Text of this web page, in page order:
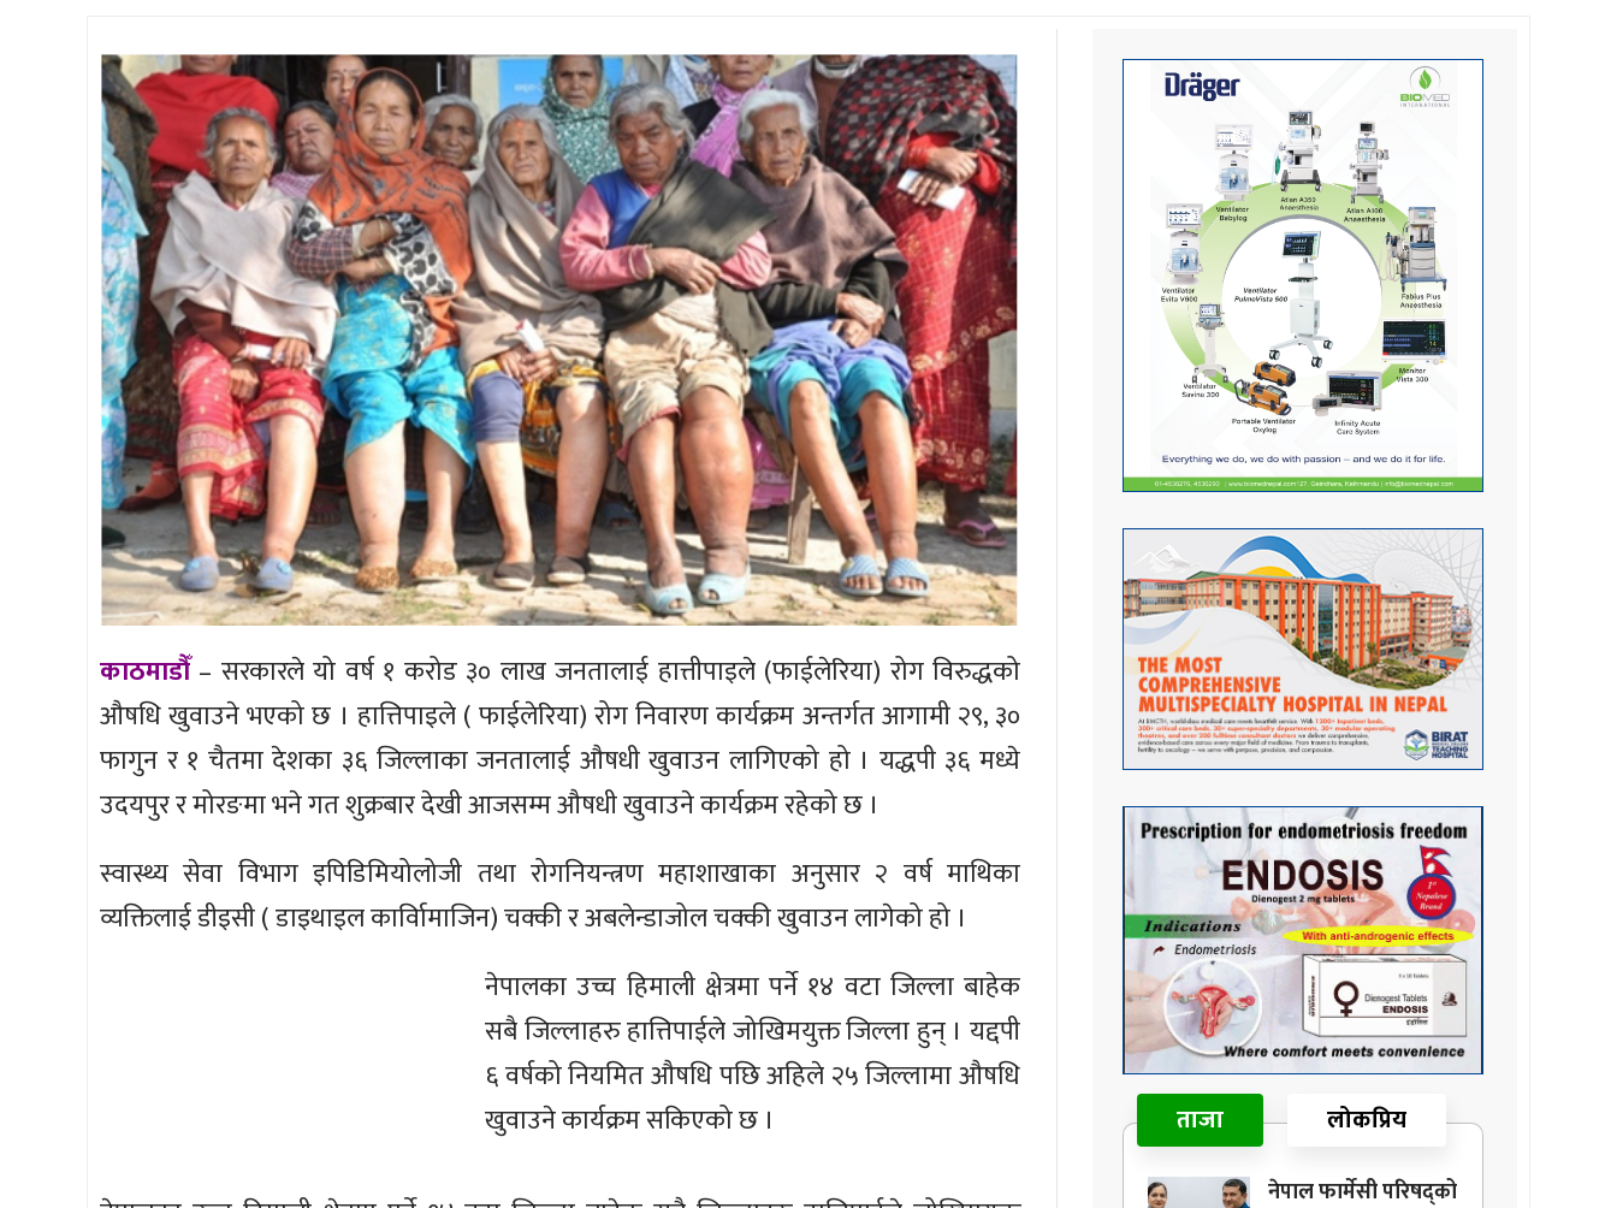
काठमाडौँ – सरकारले यो वर्ष १ करोड ३० लाख जनतालाई हात्तीपाइले (फाईलेरिया) रोग विरुद्धको
औषधि खुवाउने भएको छ । हात्तिपाइले ( फाईलेरिया) रोग निवारण कार्यक्रम अन्तर्गत आगामी २९, ३०
फागुन र १ चैतमा देशका ३६ जिल्लाका जनतालाई औषधी खुवाउन लागिएको हो । यद्धपी ३६ मध्ये
उदयपुर र मोरङमा भने गत शुक्रबार देखी आजसम्म औषधी खुवाउने कार्यक्रम रहेको छ ।
स्वास्थ्य सेवा विभाग इपिडिमियोलोजी तथा रोगनियन्त्रण महाशाखाका अनुसार २ वर्ष माथिका
व्यक्तिलाई डीइसी ( डाइथाइल कार्विामाजिन) चक्की र अबलेन्डाजोल चक्की खुवाउन लागेको हो ।
नेपालका उच्च हिमाली क्षेत्रमा पर्ने १४ वटा जिल्ला बाहेक
सबै जिल्लाहरु हात्तिपाईले जोखिमयुक्त जिल्ला हुन् । यद्दपी
६ वर्षको नियमित औषधि पछि अहिले २५ जिल्लामा औषधि
खुवाउने कार्यक्रम सकिएको छ ।
ताजा लोकप्रिय
नेपाल फार्मेसी परिषद्को